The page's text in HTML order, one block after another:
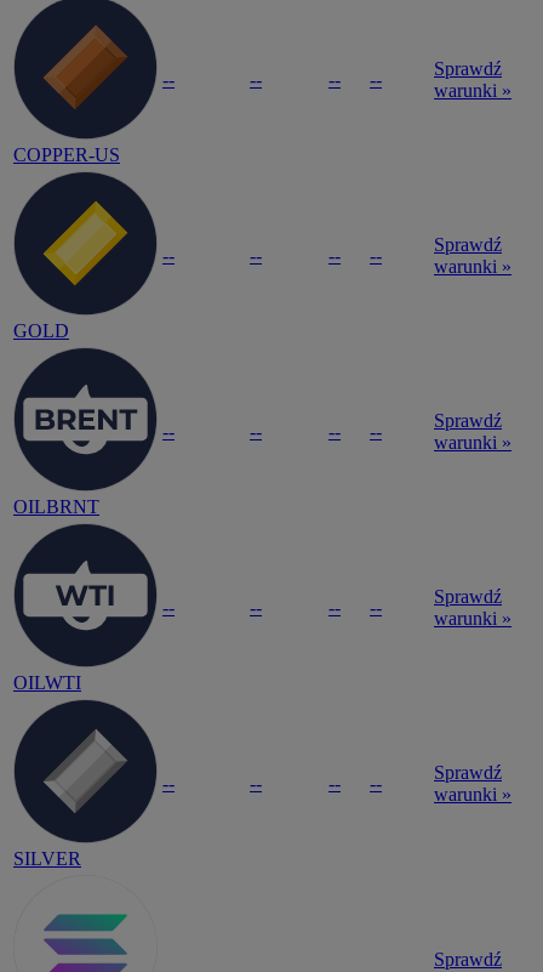
COPPER-US
-- -- -- --
Sprawdź
warunki »
GOLD
-- -- -- --
Sprawdź
warunki »
OILBRNT
-- -- -- --
Sprawdź
warunki »
OILWTI
-- -- -- --
Sprawdź
warunki »
SILVER
-- -- -- --
Sprawdź
warunki »
Sprawdź